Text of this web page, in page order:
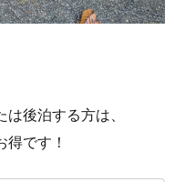
後泊する方は、
得です！